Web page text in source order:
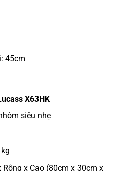
45cm
X63HK
siêu nhẹ
x Cao (80cm x 30cm x